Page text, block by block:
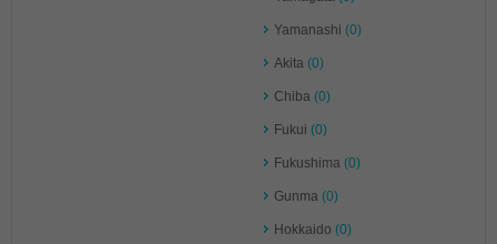
Yamanashi (0)
Akita (0)
Chiba (0)
Fukui (0)
Fukushima (0)
Gunma (0)
Hokkaido (0)